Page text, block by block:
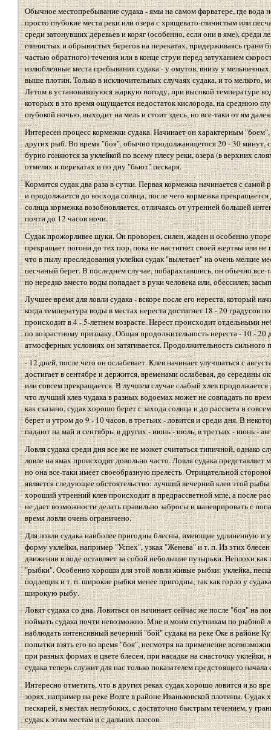
Обычное местопребывание судака - ямы на самом фарватере, где вода
просто глубокие места реки или озера с хрящевато-глинистым или
среди затонувших деревьев и коряг (особенно, если они в яме), среди
глинистых и обрывистых берегов на перекатах, придерживаясь грани
частью обратного) течения или в конце струи перед затуханием
излюбленные места пребывания судака - у омутов, внизу у
выше плотин. Только в исключительных случаях судака, и то мелкого,
Летом в установившуюся жаркую погоду, при высокой температуре
которых в это время ощущается недостаток кислорода, на среднюю
глубокой ночью, выходит на мель и стоит здесь, но все-таки от ям
Интересен процесс кормежки судака. Начинает он характерным
других рыб. Во время "боя", обычно продолжающегося 20 - 30 минут,
бурно гоняются за уклейкой по всему плесу реки, озера (в верхних
отмелях и перекатах и по дну "бьют" пескаря.
Кормится судак два раза в сутки. Первая кормежка начинается с самой
и продолжается до восхода солнца, после чего кормежка прекращается
солнца кормежка возобновляется, отличаясь от утренней большей
почти до 12 часов ночи.
Судак прожорливее щуки. Он проворен, силен, жаден и особенно
прекращает погони до тех пор, пока не настигнет своей жертвы или не
что в пылу преследования уклейки судак "вылетает" на очень мелкие
песчаный берег. В последнем случае, побарахтавшись, он обычно все-
но нередко вместо воды попадает в руки человека или, обессилев,
Лучшее время для ловли судака - вскоре после его нереста, который
когда температура воды в местах нереста достигнет 18 - 20 градусов
происходит в 4 - 5-летнем возрасте. Нерест происходит отдельными
по возрастному признаку. Общая продолжительность нереста - 10 - 20
атмосферных условиях он затягивается. Продолжительность сильного
- 12 дней, после чего он ослабевает. Клев начинает улучшаться с
достигает в сентябре и держится, временами ослабевая, до середины
или совсем прекращается. В лучшем случае слабый хлев
что лучший клев чудака в разных водоемах может не совпадать по
как сказано, судак хорошо берет с захода солнца и до рассвета и
берет и утром до 9 - 10 часов, в третьих - ловится и среди дня. В
падают на май и сентябрь, в других - июнь - июль, в третьих - июнь -
Ловля судака среди дня все же не может считаться типичной, однако
ловле на ямах происходят довольно часто. Ловля судака
но она все-таки имеет своеобразную прелесть. Отрицательной
является следующее обстоятельство: лучший вечерний клев этой
хороший утренний клев происходит в предрассветной мгле, а после
не дает возможности делать правильно забросы и маневрировать с
время ловли очень ограничено.
Для ловли судака наиболее пригодны блесны, имеющие удлиненную
форму уклейки, например "Успех", узкая "Женева" и т. п. Из этих
движении в воде оставляет за собой небольшие пузырьки. Неплохи
"рыбки". Особенно хороши для этой ловли живые рыбки: уклейка,
подлещик и т. п. широкие рыбки менее пригодны, так как горло у
широкую рыбу.
Ловят судака со дна. Ловиться он начинает сейчас же после "боя" на
поймать судака почти невозможно. Мне и моим спутникам по рыбной
наблюдать интенсивный вечерний "бой" судака на реке Оке в районе
попытки взять его во время "боя", несмотря на применение
при разных формах и цвете блесен, при насадке на снасточку уклейки,
судака теперь служит для нас только показателем предстоящего начала
Интересно отметить, что в других реках судак хорошо ловится и во
зорях, например на реке Волге в районе Иваньковской плотины. Судак
пескарей, в местах неглубоких, с достаточно быстрым течением, у
судак к этим местам и с дальних плесов.